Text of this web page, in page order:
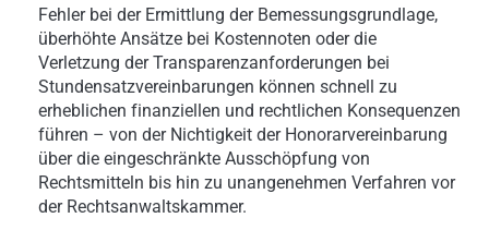
Fehler bei der Ermittlung der Bemessungsgrundlage,
überhöhte Ansätze bei Kostennoten oder die
Verletzung der Transparenzanforderungen bei
Stundensatzvereinbarungen können schnell zu
erheblichen finanziellen und rechtlichen Konsequenzen
führen – von der Nichtigkeit der Honorarvereinbarung
über die eingeschränkte Ausschöpfung von
Rechtsmitteln bis hin zu unangenehmen Verfahren vor
der Rechtsanwaltskammer.